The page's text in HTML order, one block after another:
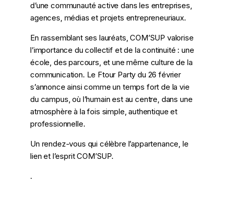
d’une communauté active dans les entreprises,
agences, médias et projets entrepreneuriaux.
En rassemblant ses lauréats, COM’SUP valorise
l’importance du collectif et de la continuité : une
école, des parcours, et une même culture de la
communication. Le Ftour Party du 26 février
s’annonce ainsi comme un temps fort de la vie
du campus, où l’humain est au centre, dans une
atmosphère à la fois simple, authentique et
professionnelle.
Un rendez-vous qui célèbre l’appartenance, le
lien et l’esprit COM’SUP.
.